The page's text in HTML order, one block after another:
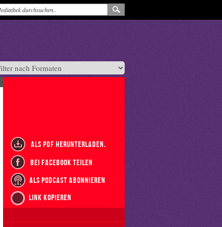
als PDF herunterladen.
bei Facebook teilen
als Podcast abonnieren
Link kopieren